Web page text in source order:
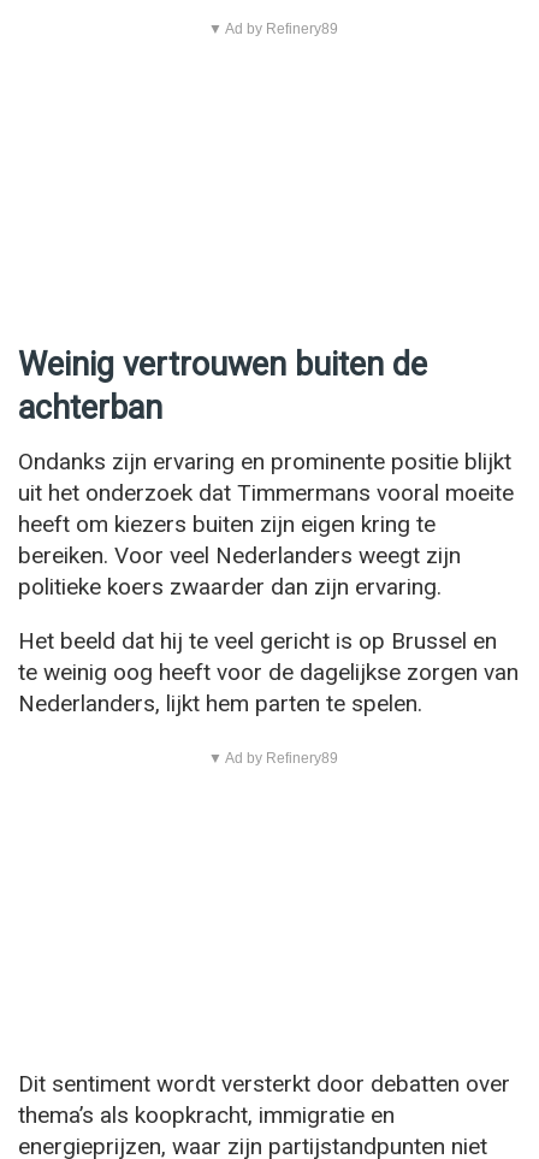
▼ Ad by Refinery89
Weinig vertrouwen buiten de
achterban
Ondanks zijn ervaring en prominente positie blijkt
uit het onderzoek dat Timmermans vooral moeite
heeft om kiezers buiten zijn eigen kring te
bereiken. Voor veel Nederlanders weegt zijn
politieke koers zwaarder dan zijn ervaring.
Het beeld dat hij te veel gericht is op Brussel en
te weinig oog heeft voor de dagelijkse zorgen van
Nederlanders, lijkt hem parten te spelen.
▼ Ad by Refinery89
Dit sentiment wordt versterkt door debatten over
thema’s als koopkracht, immigratie en
energieprijzen, waar zijn partijstandpunten niet